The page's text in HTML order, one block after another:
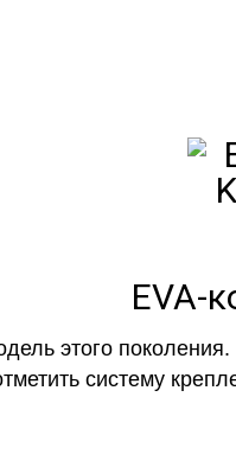
EVA-
этого
систему